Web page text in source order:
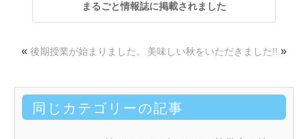
まるごと情報誌に掲載されました
« 後期授業が始まりました。 美味しい秋をいただきました!! »
同じカテゴリーの記事